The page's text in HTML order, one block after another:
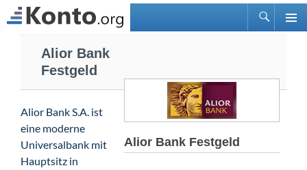
Suchen
Alior Bank Festgeld
Alior Bank
Festgeld
Alior Bank S.A. ist
eine moderne
Universalbank mit
Hauptsitz in